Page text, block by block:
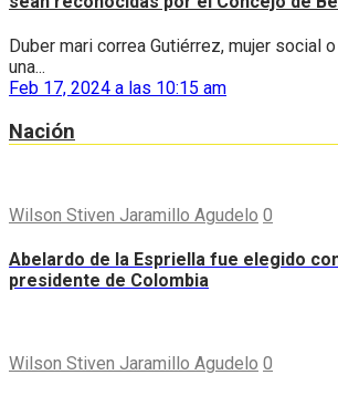
Duber mari correa Gutiérrez, mujer social
una...
Feb 17, 2024 a las 10:15 am
Nación
Wilson Stiven Jaramillo Agudelo 0
Abelardo de la Espriella fue elegido
presidente de Colombia
Wilson Stiven Jaramillo Agudelo 0